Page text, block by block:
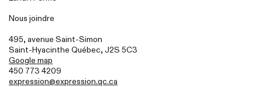
Nous joindre
495, avenue Saint-Simon
Saint-Hyacinthe Québec, J2S 5C3
Google map
450 773 4209
expression@expression.qc.ca